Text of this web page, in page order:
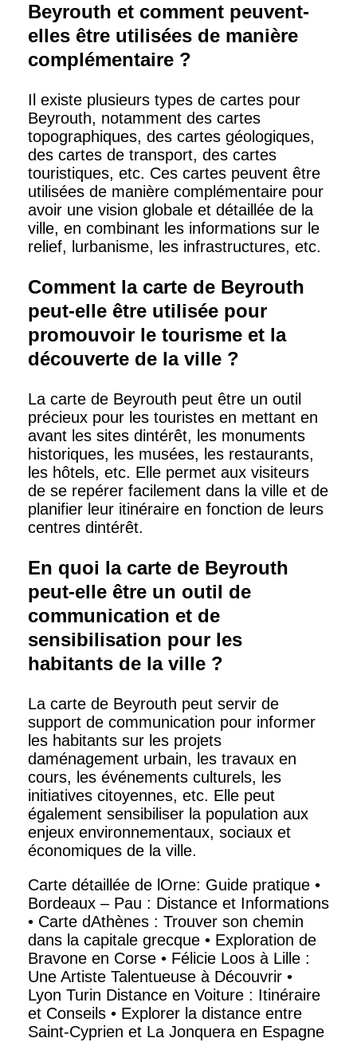
Beyrouth et comment peuvent-
elles être utilisées de manière
complémentaire ?
Il existe plusieurs types de cartes pour
Beyrouth, notamment des cartes
topographiques, des cartes géologiques,
des cartes de transport, des cartes
touristiques, etc. Ces cartes peuvent être
utilisées de manière complémentaire pour
avoir une vision globale et détaillée de la
ville, en combinant les informations sur le
relief, lurbanisme, les infrastructures, etc.
Comment la carte de Beyrouth
peut-elle être utilisée pour
promouvoir le tourisme et la
découverte de la ville ?
La carte de Beyrouth peut être un outil
précieux pour les touristes en mettant en
avant les sites dintérêt, les monuments
historiques, les musées, les restaurants,
les hôtels, etc. Elle permet aux visiteurs
de se repérer facilement dans la ville et de
planifier leur itinéraire en fonction de leurs
centres dintérêt.
En quoi la carte de Beyrouth
peut-elle être un outil de
communication et de
sensibilisation pour les
habitants de la ville ?
La carte de Beyrouth peut servir de
support de communication pour informer
les habitants sur les projets
daménagement urbain, les travaux en
cours, les événements culturels, les
initiatives citoyennes, etc. Elle peut
également sensibiliser la population aux
enjeux environnementaux, sociaux et
économiques de la ville.
Carte détaillée de lOrne: Guide pratique •
Bordeaux – Pau : Distance et Informations
• Carte dAthènes : Trouver son chemin
dans la capitale grecque • Exploration de
Bravone en Corse • Félicie Loos à Lille :
Une Artiste Talentueuse à Découvrir •
Lyon Turin Distance en Voiture : Itinéraire
et Conseils • Explorer la distance entre
Saint-Cyprien et La Jonquera en Espagne